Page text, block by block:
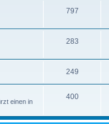
797
283
249
einen in
400